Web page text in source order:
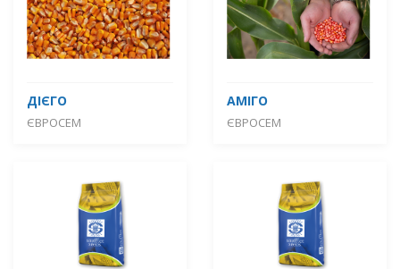
ДІЄГО
ЄВРОСЕМ
АМІГО
ЄВРОСЕМ